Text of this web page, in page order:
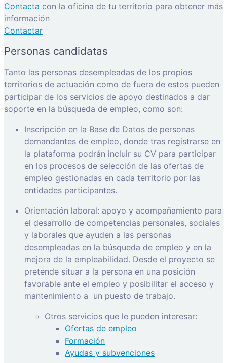
Contacta con la oficina de tu territorio para obtener más
información
Contactar
Personas candidatas
Tanto las personas desempleadas de los propios
territorios de actuación como de fuera de estos pueden
participar de los servicios de apoyo destinados a dar
soporte en la búsqueda de empleo, como son:
Inscripción en la Base de Datos de personas
demandantes de empleo, donde tras registrarse en
la plataforma podrán incluir su CV para participar
en los procesos de selección de las ofertas de
empleo gestionadas en cada territorio por las
entidades participantes.
Orientación laboral: apoyo y acompañamiento para
el desarrollo de competencias personales, sociales
y laborales que ayuden a las personas
desempleadas en la búsqueda de empleo y en la
mejora de la empleabilidad. Desde el proyecto se
pretende situar a la persona en una posición
favorable ante el empleo y posibilitar el acceso y
mantenimiento a un puesto de trabajo.
Otros servicios que le pueden interesar:
Ofertas de empleo
Formación
Ayudas y subvenciones